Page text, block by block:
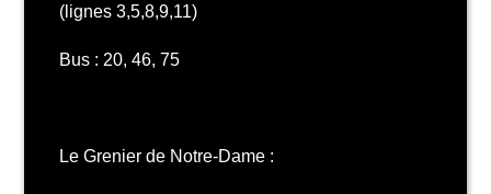
(lignes 3,5,8,9,11)
Bus : 20, 46, 75
Le Grenier de Notre-Dame :